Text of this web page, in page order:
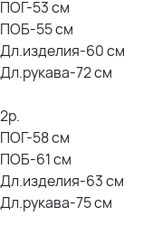
ПОГ-53 см
ПОБ-55 см
Дл.изделия-60 см
Дл.рукава-72 см
2р.
ПОГ-58 см
ПОБ-61 см
Дл.изделия-63 см
Дл.рукава-75 см